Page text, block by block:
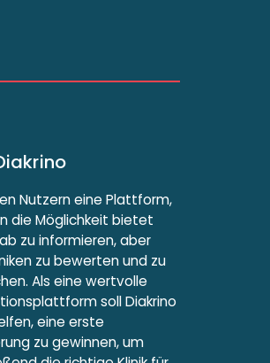
Nutzern eine Plattform,
die Möglichkeit bietet
zu informieren, aber
zu bewerten und zu
Als eine wertvolle
soll Diakrino
eine erste
zu gewinnen, um